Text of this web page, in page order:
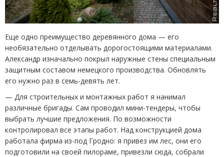
Еще одно преимущество деревянного дома — его
необязательно отделывать дорогостоящими материалами.
Александр изначально покрыл наружные стены специальным
защитным составом немецкого производства. Обновлять
его нужно раз в семь-девять лет.
— Для строительных и монтажных работ я нанимал
различные бригады. Сам проводил мини-тендеры, чтобы
выбрать лучшие предложения. По возможности
контролировал все этапы работ. Над конструкцией дома
работала фирма из-под Гродно: я привез им лес, они его
подготовили на своей пилораме, привезли сюда, собрали